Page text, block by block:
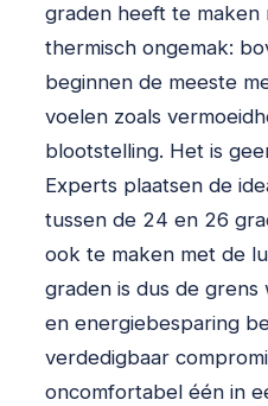
graden heeft te maken
thermisch ongemak:
beginnen de meeste
voelen zoals
blootstelling. Het is
Experts plaatsen de
tussen de 24 en 26
ook te maken met de
graden is dus de
en energiebesparing
verdedigbaar
oncomfortabel één in